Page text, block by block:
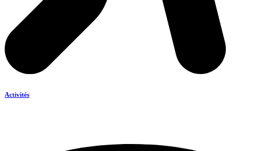
Activités